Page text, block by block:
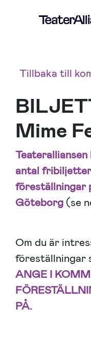
Tillbaka till
Mime
antal
föreställningar
Göteborg (se
Om du är
föreställningar
ANGE I
PÅ.